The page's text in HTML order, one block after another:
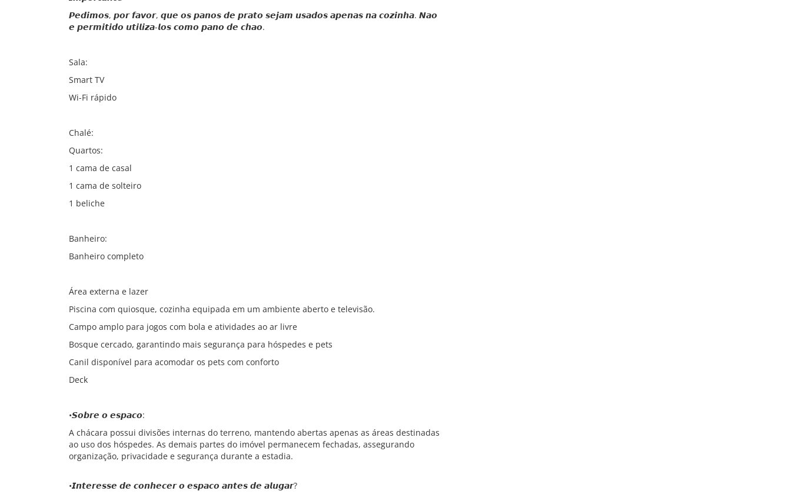
𝙋𝙚𝙙𝙞𝙢𝙤𝙨, 𝙥𝙤𝙧 𝙛𝙖𝙫𝙤𝙧, 𝙦𝙪𝙚 𝙤𝙨 𝙥𝙖𝙣𝙤𝙨 𝙙𝙚 𝙥𝙧𝙖𝙩𝙤 𝙨𝙚𝙟𝙖𝙢 𝙪𝙨𝙖𝙙𝙤𝙨 𝙖𝙥𝙚𝙣𝙖𝙨 𝙣𝙖 𝙘𝙤𝙯𝙞𝙣𝙝𝙖. 𝙉𝙖𝙤
𝙚 𝙥𝙚𝙧𝙢𝙞𝙩𝙞𝙙𝙤 𝙪𝙩𝙞𝙡𝙞𝙯𝙖-𝙡𝙤𝙨 𝙘𝙤𝙢𝙤 𝙥𝙖𝙣𝙤 𝙙𝙚 𝙘𝙝𝙖𝙤.
Sala:
Smart TV
Wi-Fi rápido
Chalé:
Quartos:
1 cama de casal
1 cama de solteiro
1 beliche
Banheiro:
Banheiro completo
Área externa e lazer
Piscina com quiosque, cozinha equipada em um ambiente aberto e televisão.
Campo amplo para jogos com bola e atividades ao ar livre
Bosque cercado, garantindo mais segurança para hóspedes e pets
Canil disponível para acomodar os pets com conforto
Deck
•𝙎𝙤𝙗𝙧𝙚 𝙤 𝙚𝙨𝙥𝙖𝙘𝙤:
A chácara possui divisões internas do terreno, mantendo abertas apenas as áreas destinadas
ao uso dos hóspedes. As demais partes do imóvel permanecem fechadas, assegurando
organização, privacidade e segurança durante a estadia.
•𝙄𝙣𝙩𝙚𝙧𝙚𝙨𝙨𝙚 𝙙𝙚 𝙘𝙤𝙣𝙝𝙚𝙘𝙚𝙧 𝙤 𝙚𝙨𝙥𝙖𝙘𝙤 𝙖𝙣𝙩𝙚𝙨 𝙙𝙚 𝙖𝙡𝙪𝙜𝙖𝙧?